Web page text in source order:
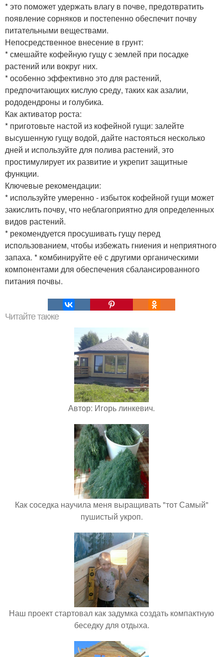
* это поможет удержать влагу в почве, предотвратить
появление сорняков и постепенно обеспечит почву
питательными веществами.
Непосредственное внесение в грунт:
* смешайте кофейную гущу с землей при посадке
растений или вокруг них.
* особенно эффективно это для растений,
предпочитающих кислую среду, таких как азалии,
рододендроны и голубика.
Как активатор роста:
* приготовьте настой из кофейной гущи: залейте
высушенную гущу водой, дайте настояться несколько
дней и используйте для полива растений, это
простимулирует их развитие и укрепит защитные
функции.
Ключевые рекомендации:
* используйте умеренно - избыток кофейной гущи может
закислить почву, что неблагоприятно для определенных
видов растений.
* рекомендуется просушивать гущу перед
использованием, чтобы избежать гниения и неприятного
запаха. * комбинируйте её с другими органическими
компонентами для обеспечения сбалансированного
питания почвы.
Читайте также
Автор: Игорь линкевич.
Как соседка научила меня выращивать "тот Самый"
пушистый укроп.
Наш проект стартовал как задумка создать компактную
беседку для отдыха.